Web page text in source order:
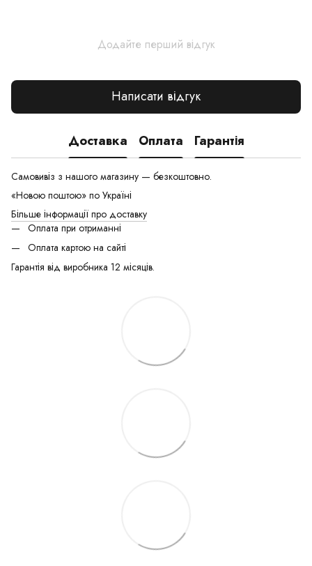
Додайте перший відгук
Написати відгук
Доставка Оплата Гарантія
Самовивіз з нашого магазину — безкоштовно.
«Новою поштою» по Україні
Більше інформації про доставку
Оплата при отриманні
Оплата картою на сайті
Гарантія від виробника 12 місяців.